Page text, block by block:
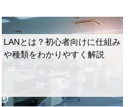
LANとは？初心者向けに仕組み
や種類をわかりやすく解説